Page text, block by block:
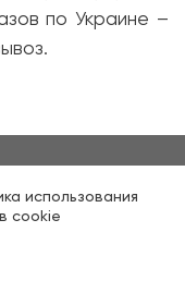
по Украине –
использования
cookie